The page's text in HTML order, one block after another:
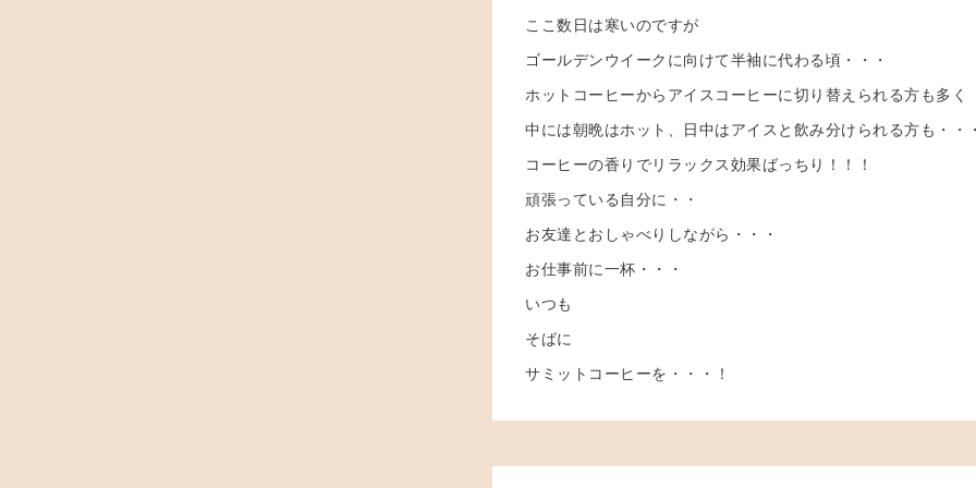
ここ数日は寒いのですが
ゴールデンウイークに向けて半袖に代わる頃・・・
ホットコーヒーからアイスコーヒーに切り替えられる方も多く
中には朝晩はホット、日中はアイスと飲み分けられる方も・・
コーヒーの香りでリラックス効果ばっちり！！！
頑張っている自分に・・
お友達とおしゃべりしながら・・・
お仕事前に一杯・・・
いつも
そばに
サミットコーヒーを・・・！